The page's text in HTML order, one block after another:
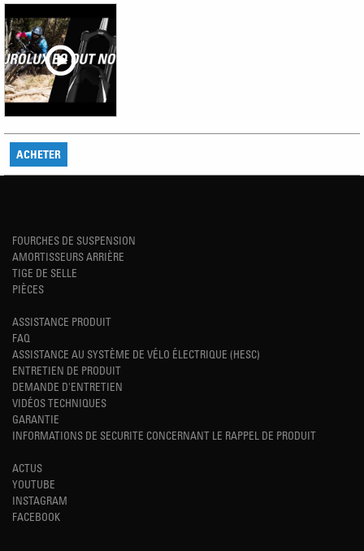
ACHETER
FOURCHES DE SUSPENSION
AMORTISSEURS ARRIÈRE
TIGE DE SELLE
PIÈCES
ASSISTANCE PRODUIT
FAQ
ASSISTANCE AU SYSTÈME DE VÉLO ÉLECTRIQUE (HESC)
ENTRETIEN DE PRODUIT
DEMANDE D'ENTRETIEN
VIDÉOS TECHNIQUES
GARANTIE
INFORMATIONS DE SECURITE CONCERNANT LE RAPPEL DE PRODUIT
ACTUS
YOUTUBE
INSTAGRAM
FACEBOOK